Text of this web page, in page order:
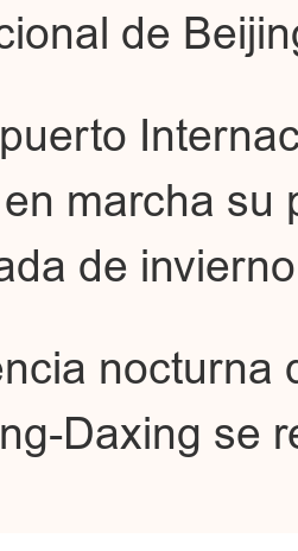
de
marcha su
de invierno
nocturna
Daxing se